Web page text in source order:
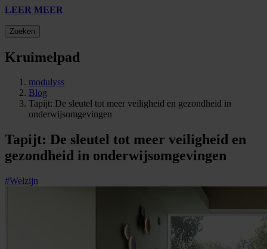
LEER MEER
Zoeken
Kruimelpad
modulyss
Blog
Tapijt: De sleutel tot meer veiligheid en gezondheid in
onderwijsomgevingen
Tapijt: De sleutel tot meer veiligheid en
gezondheid in onderwijsomgevingen
#Welzijn